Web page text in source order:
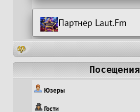
Партнёр Laut.Fm
Посещения
Юзеры
Гости